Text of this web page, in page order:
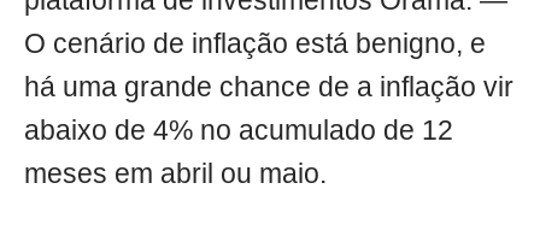
O cenário de inflação está benigno, e
há uma grande chance de a inflação vir
abaixo de 4% no acumulado de 12
meses em abril ou maio.